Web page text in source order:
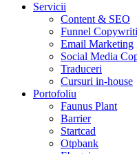
Servicii
Content & SEO
Funnel
Email Marketing
Social Media
Traduceri
Cursuri in-house
Portofoliu
Faunus Plant
Barrier
Startcad
Otpbank